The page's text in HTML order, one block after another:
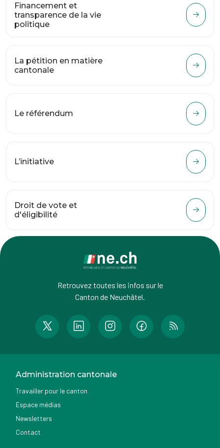
Financement et
transparence de la vie
politique
La pétition en matière
cantonale
Le référendum
L’initiative
Droit de vote et
d'éligibilité
Retrouvez toutes les infos sur le
Canton de Neuchâtel.
Administration cantonale
Travailler pour le canton
Espace médias
Newsletters
Contact